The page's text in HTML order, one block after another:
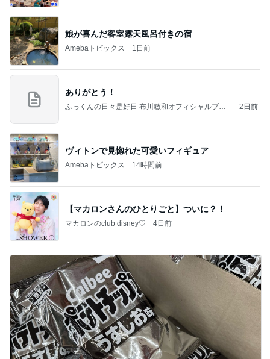
娘が喜んだ客室露天風呂付きの宿
Amebaトピックス 1日前
ありがとう！
ふっくんの日々是好日 布川敏和オフィシャルブロ
2日前
ヴィトンで見惚れた可愛いフィギュア
Amebaトピックス 14時間前
【マカロンさんのひとりごと】ついに？！
マカロンのclub disney♡ 4日前